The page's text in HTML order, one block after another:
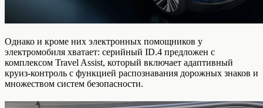
Однако и кроме них электронных помощников у
электромобиля хватает: серийный ID.4 предложен с
комплексом Travel Assist, который включает адаптивный
круиз-контроль с функцией распознавания дорожных знаков и
множеством систем безопасности.